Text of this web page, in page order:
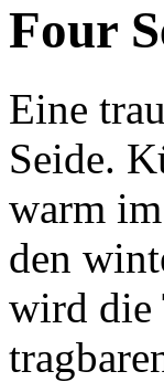
Four
Eine
Seide.
warm
den
wird die